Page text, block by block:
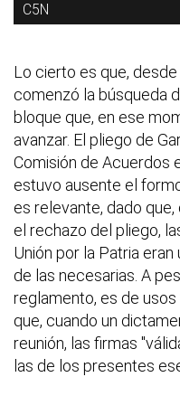
C5N
Lo cierto es que,
comenzó la búsqueda
bloque que, en ese
avanzar. El pliego de
Comisión de Acuerdos
estuvo ausente el
es relevante, dado
el rechazo del pliego,
Unión por la Patria
de las necesarias. A
reglamento, es de
que, cuando un
reunión, las firmas
las de los presentes